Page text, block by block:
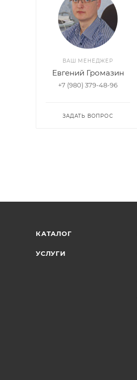
ВАШ МЕНЕДЖЕР
Евгений Громазин
+7 (980) 379-48-96
ЗАДАТЬ ВОПРОС
КАТАЛОГ
УСЛУГИ